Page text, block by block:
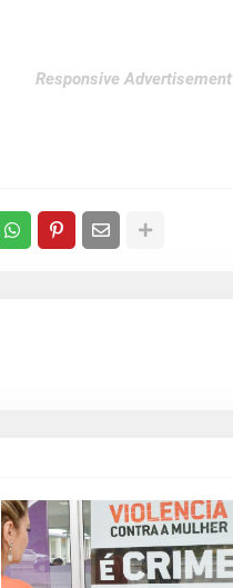
Responsive Advertisement